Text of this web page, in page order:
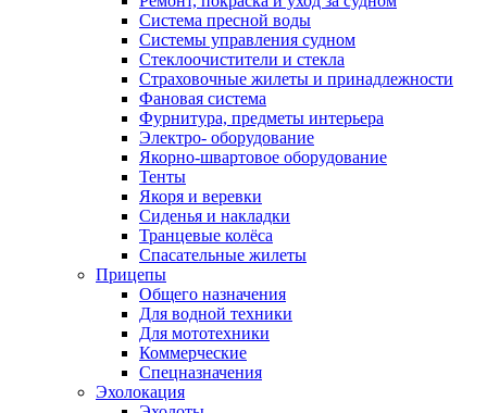
Система пресной воды
Системы управления судном
Стеклоочистители и стекла
Страховочные жилеты и принадлежности
Фановая система
Фурнитура, предметы интерьера
Электро- оборудование
Якорно-швартовое оборудование
Тенты
Якоря и веревки
Сиденья и накладки
Транцевые колёса
Спасательные жилеты
Прицепы
Общего назначения
Для водной техники
Для мототехники
Коммерческие
Спецназначения
Эхолокация